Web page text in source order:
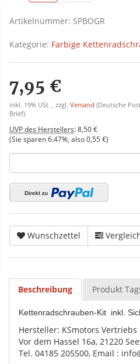
Artikelnummer: SPBOGR
Kategorie: Farbige
7,95 €
inkl. 19% USt. , zzgl. Versand (Deutsche
Brief)
UVP des Herstellers:8,50 €
(Sie sparen6.47% , also0,55 €)
Wunschzettel
Beschreibung Produkt
Kettenradschrauben-Kit inkl.
Hersteller: KSmotors Vertriebs
Vor dem Hassel 16a, 21220
Tel. 04185 205500, Email :